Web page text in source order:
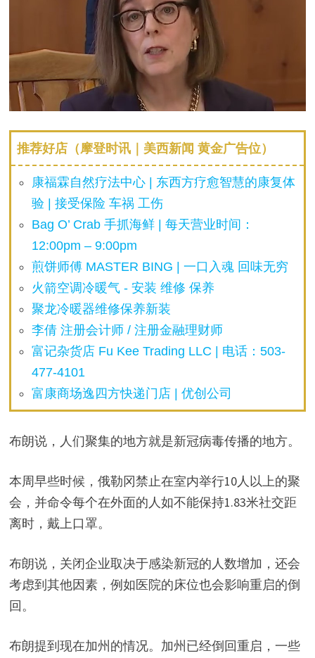
推荐好店（摩登时讯｜美西新闻 黄金广告位）
康福霖自然疗法中心 | 东西方疗愈智慧的康复体
验 | 接受保险 车祸 工伤
Bag O’ Crab 手抓海鲜 | 每天营业时间：
12:00pm – 9:00pm
煎饼师傅 MASTER BING | 一口入魂 回味无穷
火箭空调冷暖气 - 安装 维修 保养
聚龙冷暖器维修保养新装
李倩 注册会计师 / 注册金融理财师
富记杂货店 Fu Kee Trading LLC | 电话：503-
477-4101
富康商场逸四方快递门店 | 优创公司
布朗说，人们聚集的地方就是新冠病毒传播的地方。
本周早些时候，俄勒冈禁止在室内举行10人以上的聚
会，并命令每个在外面的人如不能保持1.83米社交距
离时，戴上口罩。
布朗说，关闭企业取决于感染新冠的人数增加，还会
考虑到其他因素，例如医院的床位也会影响重启的倒
回。
布朗提到现在加州的情况。加州已经倒回重启，一些